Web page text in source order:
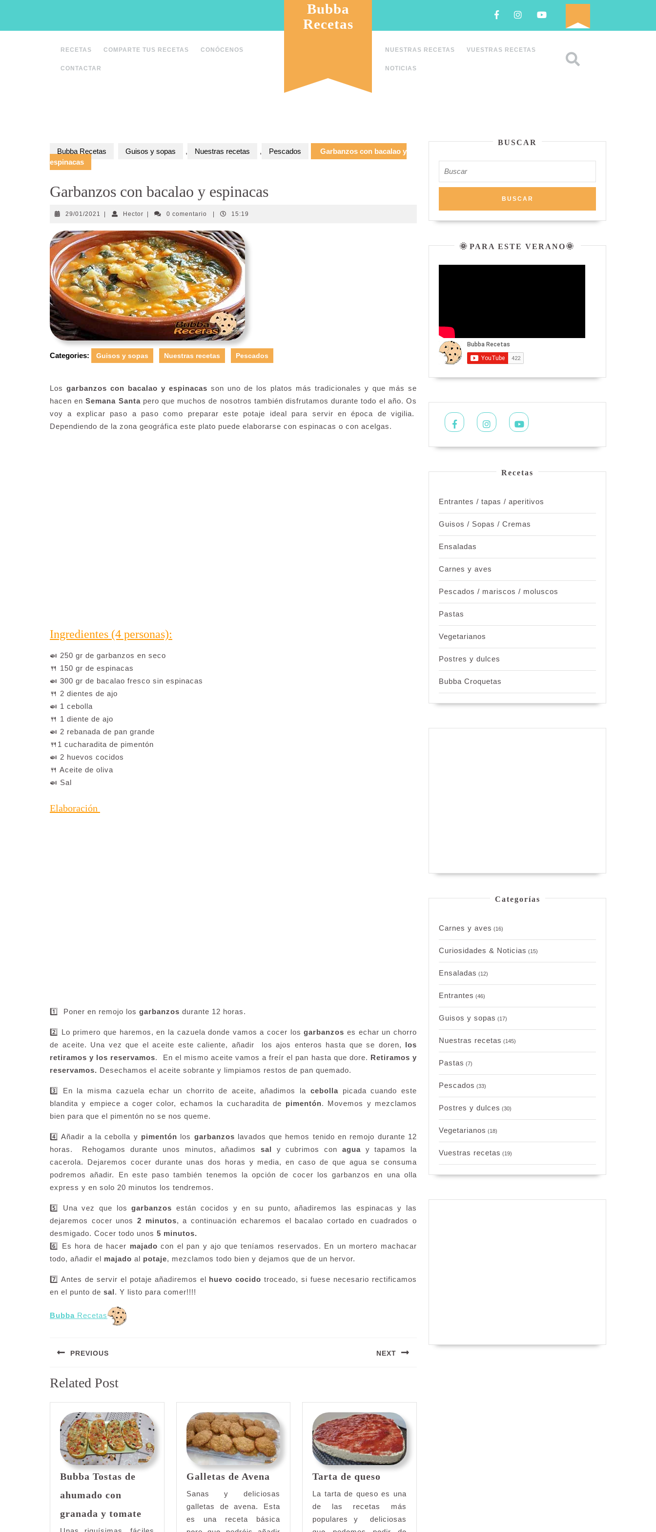
FacebookInstagram
RECETAS COMPARTE TUS RECETAS CONÓCENOS
CONTACTAR
Bubba
Recetas
NUESTRAS RECETAS VUESTRAS RECETAS
NOTICIAS
Bubba Recetas Guisos y sopas , Nuestras recetas , Pescados
Garbanzos con bacalao y
espinacas
Garbanzos con bacalao y espinacas
29/01/2021 29/01/2021
HectorHector 0 comentario 15:19
Categories: Guisos y sopas Nuestras recetas Pescados
Los garbanzos con bacalao y espinacas son uno de los platos más tradicionales y que más se
hacen enSemana Santapero que muchos de nosotros también disfrutamos durante todo el año. Os
voy a explicar paso a paso como preparar este potaje ideal para servir en época de vigilia.
Dependiendo de la zona geográfica este plato puede elaborarse con espinacas o con acelgas.
Ingredientes (4 personas):
🍛 250 gr de garbanzos en seco
🍴 150 gr de espinacas
🍛 300 gr de bacalao fresco sin espinacas
🍴 2 dientes de ajo
🍛 1 cebolla
🍴 1 diente de ajo
🍛 2 rebanada de pan grande
🍴1 cucharadita de pimentón
🍛 2 huevos cocidos
🍴 Aceite de oliva
🍛 Sal
Elaboración
1️⃣ Poner en remojo los garbanzos durante 12 horas.
2️⃣ Lo primero que haremos, en la cazuela donde vamos a cocer losgarbanzos es echar un chorro
de aceite. Una vez que el aceite este caliente, añadir los ajos enteros hasta que se doren, los
retiramos y los reservamos. En el mismo aceite vamos a freír el pan hasta que dore. Retiramos y
reservamos. Desechamos el aceite sobrante y limpiamos restos de pan quemado.
3️⃣ En la misma cazuela echar un chorrito de aceite, añadimos la cebollapicada cuando este
blandita y empiece a coger color, echamos la cucharadita de pimentón. Movemos y mezclamos
bien para que el pimentón no se nos queme.
4️⃣ Añadir a la cebolla y pimentón los garbanzos lavados que hemos tenido en remojo durante 12
horas. Rehogamos durante unos minutos, añadimos sal y cubrimos con aguay tapamos la
cacerola. Dejaremos cocer durante unas dos horas y media, en caso de que agua se consuma
podremos añadir. En este paso también tenemos la opción de cocer los garbanzos en una olla
express y en solo 20 minutos los tendremos.
5️⃣ Una vez que losgarbanzos están cocidos y en su punto, añadiremos las espinacas y las
dejaremos cocer unos2 minutos, a continuación echaremos el bacalao cortado en cuadrados o
desmigado. Cocer todo unos 5 minutos.
6️⃣ Es hora de hacer majado con el pan y ajo que teníamos reservados. En un mortero machacar
todo, añadir el majado al potaje, mezclamos todo bien y dejamos que de un hervor.
7️⃣ Antes de servir el potaje añadiremos el huevo cocido troceado, si fuese necesario rectificamos
en el punto de sal. Y listo para comer!!!!
Bubba Recetas
entradas
PREVIOUS
anterior:
NEXT
Related Post
Bubba Tostas de
ahumado con
granada y tomate
Galletas de Avena
Galletas
de
Avena
Sanas y deliciosas
galletas de avena. Esta
es una receta básica
Tarta de queso
Tarta
queso
La tarta de queso es una
de las recetas más
populares y deliciosas
BUSCAR
🌞 PARA ESTE VERANO🌞
Facebook Instagram
Recetas
Entrantes / tapas / aperitivos
Guisos / Sopas / Cremas
Ensaladas
Carnes y aves
Pescados / mariscos / moluscos
Pastas
Vegetarianos
Postres y dulces
Bubba Croquetas
Categorías
Carnes y aves (16)
Curiosidades & Noticias (15)
Ensaladas (12)
Entrantes (46)
Guisos y sopas (17)
Nuestras recetas (145)
Pastas (7)
Pescados (33)
Postres y dulces (30)
Vegetarianos (18)
Vuestras recetas (19)